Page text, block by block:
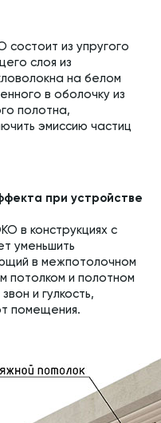
из упругого
слоя из
на белом
в оболочку из
полотна,
эмиссию частиц
при устройстве
в конструкциях с
уменьшить
в межпотолочном
потолком и полотном
и гулкость,
помещения.